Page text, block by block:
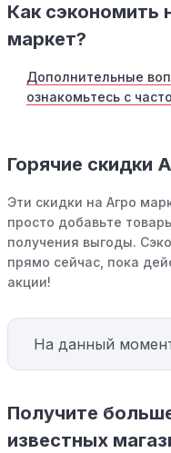
Как сэкономить
маркет?
Дополнительные
ознакомьтесь с
Горячие скидки
Эти скидки на Агро
просто добавьте
получения выгоды.
прямо сейчас, пока
акции!
На данный
Получите
известных